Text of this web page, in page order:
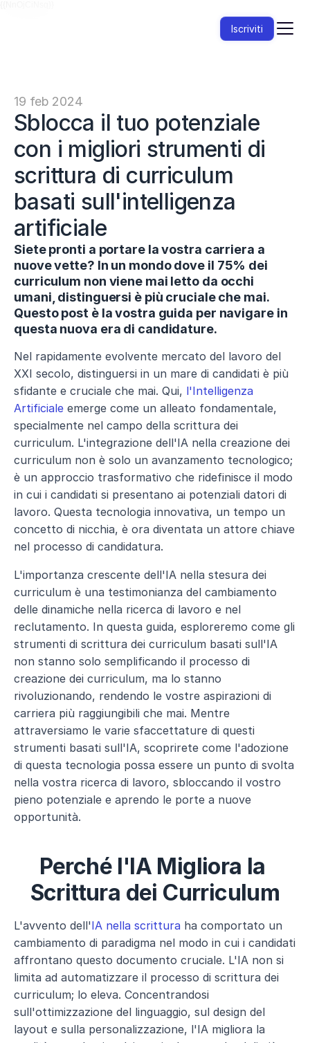
19 feb 2024
Sblocca il tuo potenziale
con i migliori strumenti di
scrittura di curriculum
basati sull'intelligenza
artificiale
Siete pronti a portare la vostra carriera a
nuove vette? In un mondo dove il 75% dei
curriculum non viene mai letto da occhi
umani, distinguersi è più cruciale che mai.
Questo post è la vostra guida per navigare in
questa nuova era di candidature.
Nel rapidamente evolvente mercato del lavoro del
XXI secolo, distinguersi in un mare di candidati è più
sfidante e cruciale che mai. Qui, l'Intelligenza
Artificiale emerge come un alleato fondamentale,
specialmente nel campo della scrittura dei
curriculum. L'integrazione dell'IA nella creazione dei
curriculum non è solo un avanzamento tecnologico;
è un approccio trasformativo che ridefinisce il modo
in cui i candidati si presentano ai potenziali datori di
lavoro. Questa tecnologia innovativa, un tempo un
concetto di nicchia, è ora diventata un attore chiave
nel processo di candidatura.
L'importanza crescente dell'IA nella stesura dei
curriculum è una testimonianza del cambiamento
delle dinamiche nella ricerca di lavoro e nel
reclutamento. In questa guida, esploreremo come gli
strumenti di scrittura dei curriculum basati sull'IA
non stanno solo semplificando il processo di
creazione dei curriculum, ma lo stanno
rivoluzionando, rendendo le vostre aspirazioni di
carriera più raggiungibili che mai. Mentre
attraversiamo le varie sfaccettature di questi
strumenti basati sull'IA, scoprirete come l'adozione
di questa tecnologia possa essere un punto di svolta
nella vostra ricerca di lavoro, sbloccando il vostro
pieno potenziale e aprendo le porte a nuove
opportunità.
Perché l'IA Migliora la
Scrittura dei Curriculum
L'avvento dell'IA nella scrittura ha comportato un
cambiamento di paradigma nel modo in cui i candidati
affrontano questo documento cruciale. L'IA non si
limita ad automatizzare il processo di scrittura dei
curriculum; lo eleva. Concentrandosi
sull'ottimizzazione del linguaggio, sul design del
layout e sulla personalizzazione, l'IA migliora la
Iscriviti